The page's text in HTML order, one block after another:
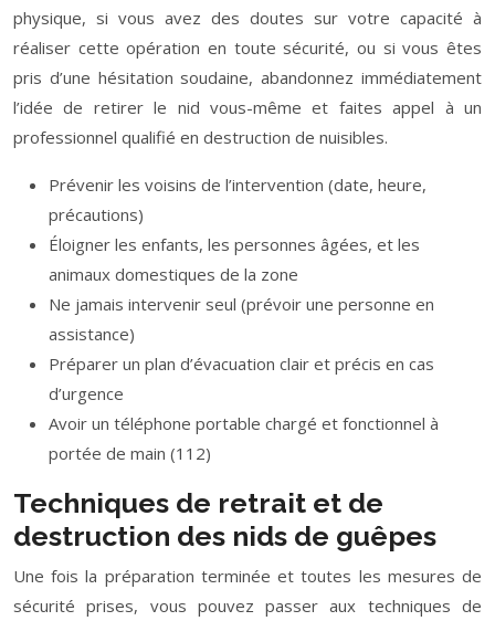
physique, si vous avez des doutes sur votre capacité à
réaliser cette opération en toute sécurité, ou si vous êtes
pris d’une hésitation soudaine, abandonnez immédiatement
l’idée de retirer le nid vous-même et faites appel à un
professionnel qualifié en destruction de nuisibles.
Prévenir les voisins de l’intervention (date, heure,
précautions)
Éloigner les enfants, les personnes âgées, et les
animaux domestiques de la zone
Ne jamais intervenir seul (prévoir une personne en
assistance)
Préparer un plan d’évacuation clair et précis en cas
d’urgence
Avoir un téléphone portable chargé et fonctionnel à
portée de main (112)
Techniques de retrait et de
destruction des nids de guêpes
Une fois la préparation terminée et toutes les mesures de
sécurité prises, vous pouvez passer aux techniques de